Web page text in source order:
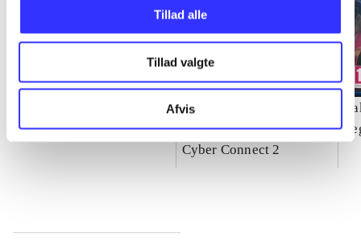
Tillad alle
Tillad valgte
AfvisNaruto Shippuden -
ultimate ninja storm 4
Cyber Connect 2